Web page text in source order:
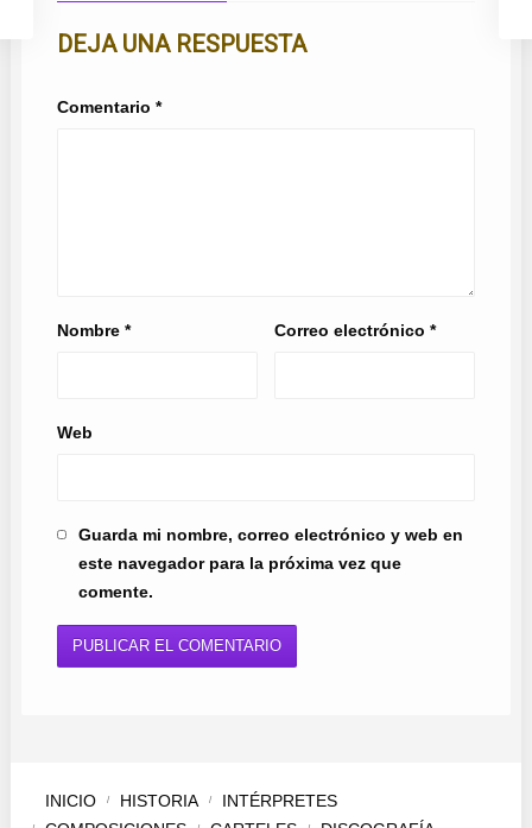
DEJA UNA RESPUESTA
Comentario *
Nombre * Correo electrónico*
Web
Guarda mi nombre, correo electrónico y web en
este navegador para la próxima vez que
comente.
INICIO HISTORIA
INTÉRPRETES